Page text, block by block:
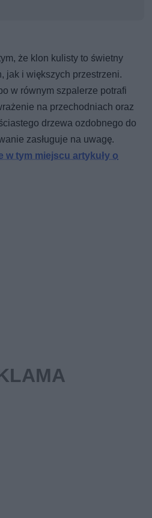
że klon kulisty to świetny
jak i większych przestrzeni.
w równym szpalerze potrafi
na przechodniach oraz
drzewa ozdobnego do
zasługuje na uwagę.
w tym miejscu artykuły o